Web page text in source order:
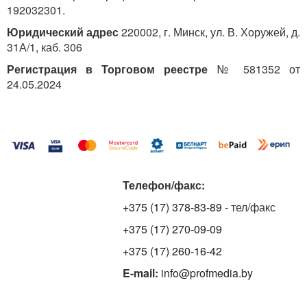
192032301.
Юридический адрес220002, г. Минск, ул. В. Хоружей, д.
31А/1, каб. 306
Регистрация в Торговом реестре № 581352 от
24.05.2024
Телефон/факс:
+375 (17) 378-83-89 - тел/факс
+375 (17) 270-09-09
+375 (17) 260-16-42
E-mail: info@profmedia.by